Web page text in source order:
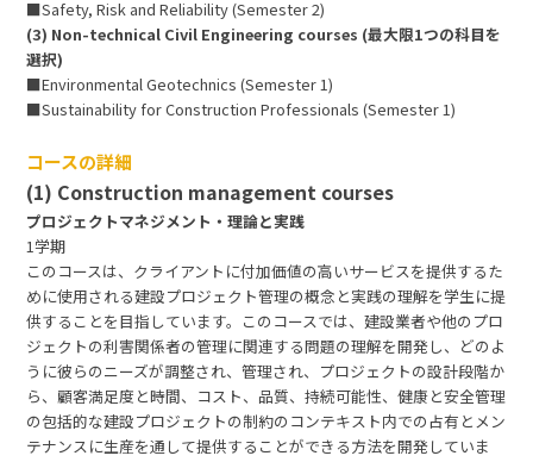
■Safety, Risk and Reliability (Semester 2)
(3) Non-technical Civil Engineering courses (最大限1つの科目を
選択)
■Environmental Geotechnics (Semester 1)
■Sustainability for Construction Professionals (Semester 1)
コースの詳細
(1) Construction management courses
プロジェクトマネジメント・理論と実践
1学期
このコースは、クライアントに付加価値の高いサービスを提供するた
めに使用される建設プロジェクト管理の概念と実践の理解を学生に提
供することを目指しています。このコースでは、建設業者や他のプロ
ジェクトの利害関係者の管理に関連する問題の理解を開発し、どのよ
うに彼らのニーズが調整され、管理され、プロジェクトの設計段階か
ら、顧客満足度と時間、コスト、品質、持続可能性、健康と安全管理
の包括的な建設プロジェクトの制約のコンテキスト内での占有とメン
テナンスに生産を通して提供することができる方法を開発していま